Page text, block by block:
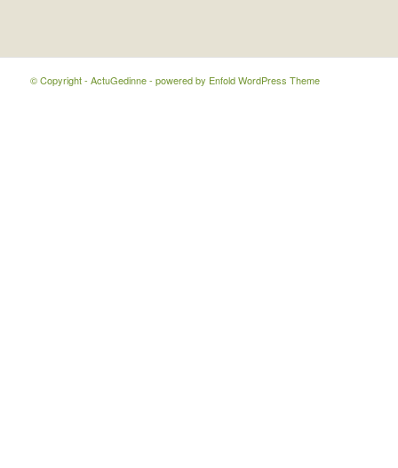
© Copyright - ActuGedinne - powered by Enfold WordPress Theme